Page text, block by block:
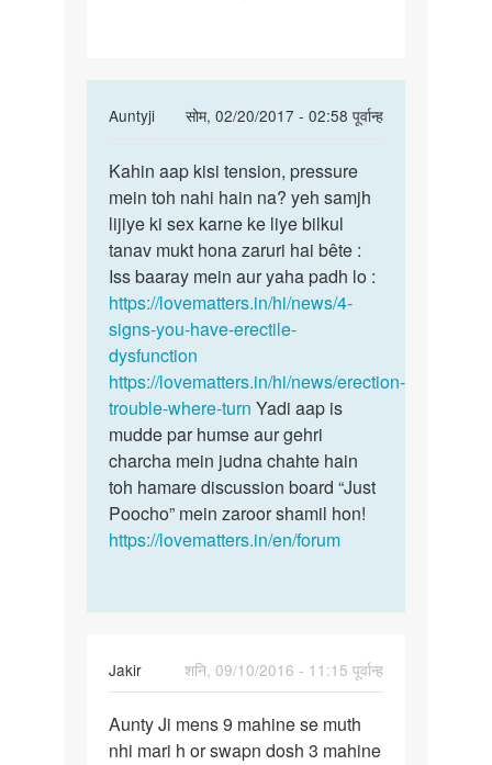
h
Auntyji
सोम, 02/20/2017 - 02:58 पूर्वान्ह
In
to
Medam
mere
ling
uthta
nahi
h
by
jaintilala
Kahin
aap
kisi
tension,
Kahin aap kisi tension, pressure
mein toh nahi hain na? yeh samjh
lijiye ki sex karne ke liye bilkul
tanav mukt hona zaruri hai bête :
Iss baaray mein aur yaha padh lo :
https://lovematters.in/hi/news/4-
signs-you-have-erectile-
dysfunction
https://lovematters.in/hi/news/erection-
trouble-where-turn Yadi aap is
mudde par humse aur gehri
charcha mein judna chahte hain
toh hamare discussion board “Just
Poocho” mein zaroor shamil hon!
https://lovematters.in/en/forum
Jakir
शनि, 09/10/2016 - 11:15 पूर्वान्ह
Aunty
Ji
Aunty Ji mens 9 mahine se muth
nhi mari h or swapn dosh 3 mahine